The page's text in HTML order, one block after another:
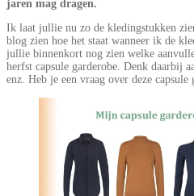
jaren mag dragen.
Ik laat jullie nu zo de kledingstukken
blog zien hoe het staat wanneer ik de
jullie binnenkort nog zien welke
herfst capsule garderobe. Denk daarbij
enz. Heb je een vraag over deze